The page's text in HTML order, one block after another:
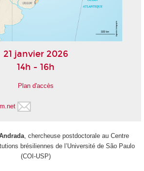
21 janvier 2026
14h - 16h
Plan d'accès
, chercheuse postdoctorale au Centre
brésiliennes de l’Université de São Paulo
(COI-USP)